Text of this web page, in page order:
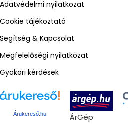
Adatvédelmi nyilatkozat
Cookie tájékoztató
Segítség & Kapcsolat
Megfelelőségi nyilatkozat
Gyakori kérdések
Árukereső.hu ÁrGép